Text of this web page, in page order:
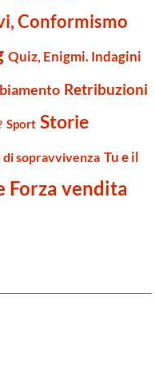
Conformismo
Quiz, Enigmi. Indagini
Retribuzioni
Sport Storie
di sopravvivenza Tu e il
Forza vendita